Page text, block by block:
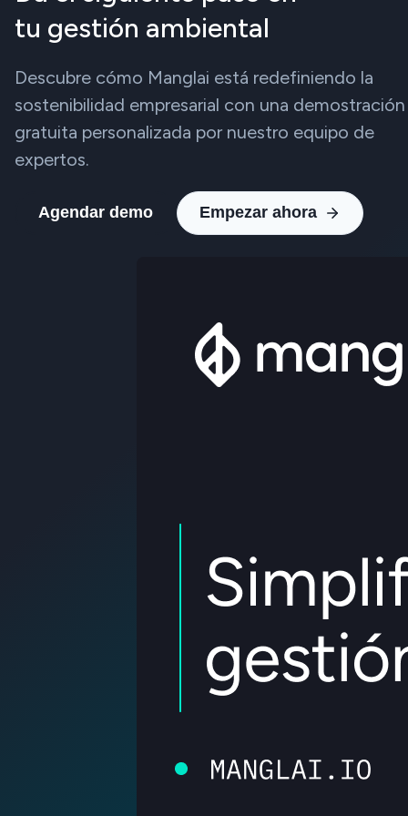
tu gestión ambiental
Descubre cómo Manglai está redefiniendo la
sostenibilidad empresarial con una demostración
gratuita personalizada por nuestro equipo de
expertos.
Agendar demo Empezar ahora